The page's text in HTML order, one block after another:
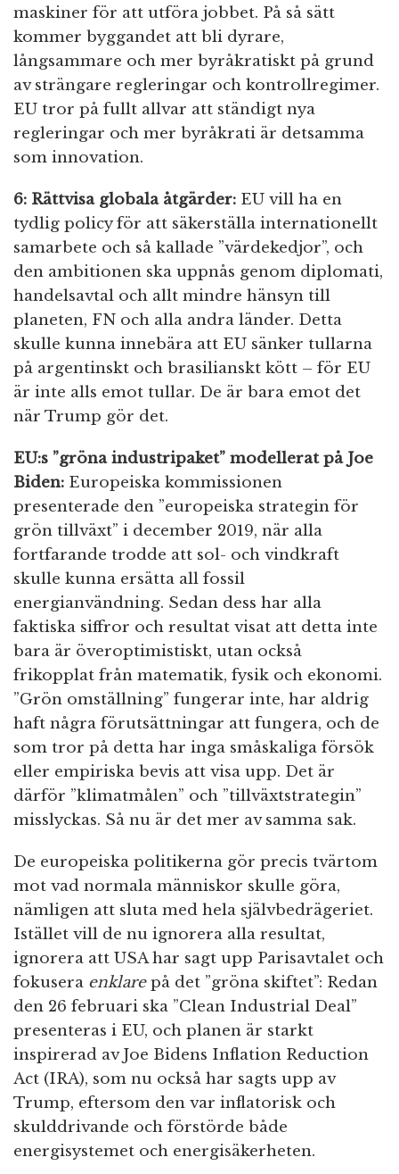
maskiner för att utföra jobbet. På så sätt
kommer byggandet att bli dyrare,
långsammare och mer byråkratiskt på grund
av strängare regleringar och kontrollregimer.
EU tror på fullt allvar att ständigt nya
regleringar och mer byråkrati är detsamma
som innovation.
6: Rättvisa globala åtgärder: EU vill ha en
tydlig policy för att säkerställa internationellt
samarbete och så kallade ”värdekedjor”, och
den ambitionen ska uppnås genom diplomati,
handelsavtal och allt mindre hänsyn till
planeten, FN och alla andra länder. Detta
skulle kunna innebära att EU sänker tullarna
på argentinskt och brasilianskt kött – för EU
är inte alls emot tullar. De är bara emot det
när Trump gör det.
EU:s ”gröna industripaket” modellerat på Joe
Biden: Europeiska kommissionen
presenterade den ”europeiska strategin för
grön tillväxt” i december 2019, när alla
fortfarande trodde att sol- och vindkraft
skulle kunna ersätta all fossil
energianvändning. Sedan dess har alla
faktiska siffror och resultat visat att detta inte
bara är överoptimistiskt, utan också
frikopplat från matematik, fysik och ekonomi.
”Grön omställning” fungerar inte, har aldrig
haft några förutsättningar att fungera, och de
som tror på detta har inga småskaliga försök
eller empiriska bevis att visa upp. Det är
därför ”klimatmålen” och ”tillväxtstrategin”
misslyckas. Så nu är det mer av samma sak.
De europeiska politikerna gör precis tvärtom
mot vad normala människor skulle göra,
nämligen att sluta med hela självbedrägeriet.
Istället vill de nu ignorera alla resultat,
ignorera att USA har sagt upp Parisavtalet och
fokusera enklarepå det ”gröna skiftet”: Redan
den 26 februari ska ”Clean Industrial Deal”
presenteras i EU, och planen är starkt
inspirerad av Joe Bidens Inflation Reduction
Act (IRA), som nu också har sagts upp av
Trump, eftersom den var inflatorisk och
skulddrivande och förstörde både
energisystemet och energisäkerheten.